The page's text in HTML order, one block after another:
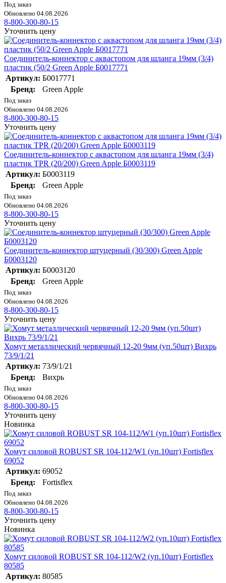
Под заказ
Обновлено 04.08.2026
8-800-300-80-15
Уточнить цену
Соединитель-коннектор с аквастопом для шланга 19мм (3/4)
пластик (50/2 Green Apple Б0017771
Артикул: Б0017771
Бренд:
Green Apple
Под заказ
Обновлено 04.08.2026
8-800-300-80-15
Уточнить цену
Соединитель-коннектор с аквастопом для шланга 19мм (3/4)
пластик TPR (20/200) Green Apple Б0003119
Артикул: Б0003119
Бренд:
Green Apple
Под заказ
Обновлено 04.08.2026
8-800-300-80-15
Уточнить цену
Соединитель-коннектор штуцерный (30/300) Green Apple
Б0003120
Артикул: Б0003120
Бренд:
Green Apple
Под заказ
Обновлено 04.08.2026
8-800-300-80-15
Уточнить цену
Хомут металлический червячный 12-20 9мм (уп.50шт) Вихрь
73/9/1/21
Артикул: 73/9/1/21
Бренд:
Вихрь
Под заказ
Обновлено 04.08.2026
8-800-300-80-15
Уточнить цену
Новинка
Хомут силовой ROBUST SR 104-112/W1 (уп.10шт) Fortisflex
69052
Артикул: 69052
Бренд:
Fortisflex
Под заказ
Обновлено 04.08.2026
8-800-300-80-15
Уточнить цену
Новинка
Хомут силовой ROBUST SR 104-112/W2 (уп.10шт) Fortisflex
80585
Артикул: 80585